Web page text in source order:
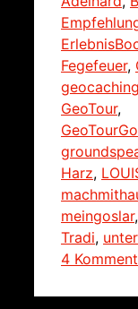
Fegefeuer,
GeoTour,
Harz,
meingoslar,
Tradi,
4